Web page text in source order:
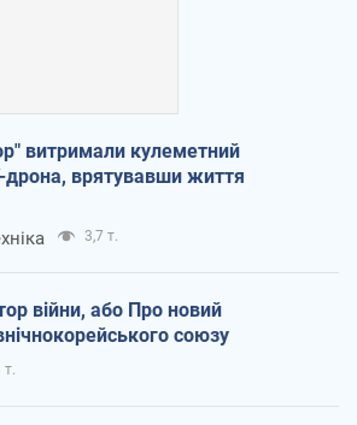
витримали кулеметний
дрона, врятувавши життя
3,7 т.
війни, або Про новий
союзу
т.